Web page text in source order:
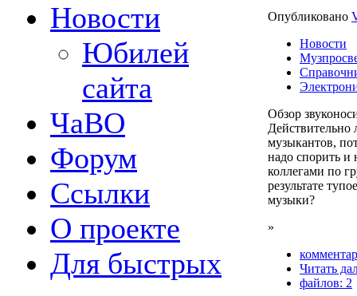
Новости
Юбилей
сайта
ЧаВО
Форум
Ссылки
О проекте
Для быстрых
Опубликовано
Новости
Обзор
Действительно
музыкантов,
надо спорить и
коллегами по
результате
музыки?
»
Читать
файлов: 2